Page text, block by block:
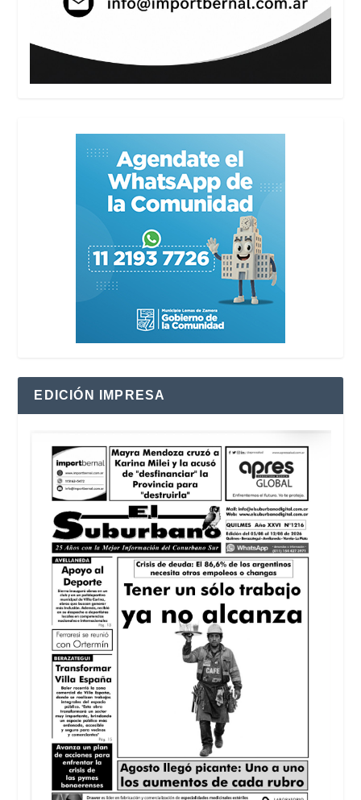
EDICIÓN IMPRESA